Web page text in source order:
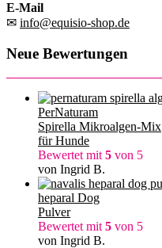
E-Mail
✉ info@equisio-shop.de
Neue Bewertungen
PerNaturam
Spirella Mikroalgen-Mix
für Hunde
Bewertet mit 5 von 5
von Ingrid B.
heparal Dog
Pulver
Bewertet mit 5 von 5
von Ingrid B.